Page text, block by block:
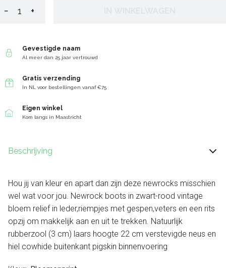
− +
Gevestigde naam
Al meer dan 25 jaar vertrouwd
Gratis verzending
In NL voor bestellingen vanaf €75
Eigen winkel
Kom langs in Maastricht
Beschrijving
Hou jij van kleur en apart dan zijn deze newrocks misschien
wel wat voor jou. Newrock boots in zwart-rood vintage
bloem relief in leder,riempjes met gespen,veters en een rits
opzij om makkelijk aan en uit te trekken. Natuurlijk
rubberzool (3 cm) laars hoogte 22 cm verstevigde neus en
hiel cowhide buitenkant pigskin binnenvoering